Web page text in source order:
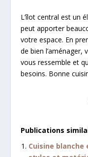
L’îlot central est un
peut apporter
votre espace. En
de bien l’aménager,
vous ressemble et
besoins. Bonne
Publications
Cuisine